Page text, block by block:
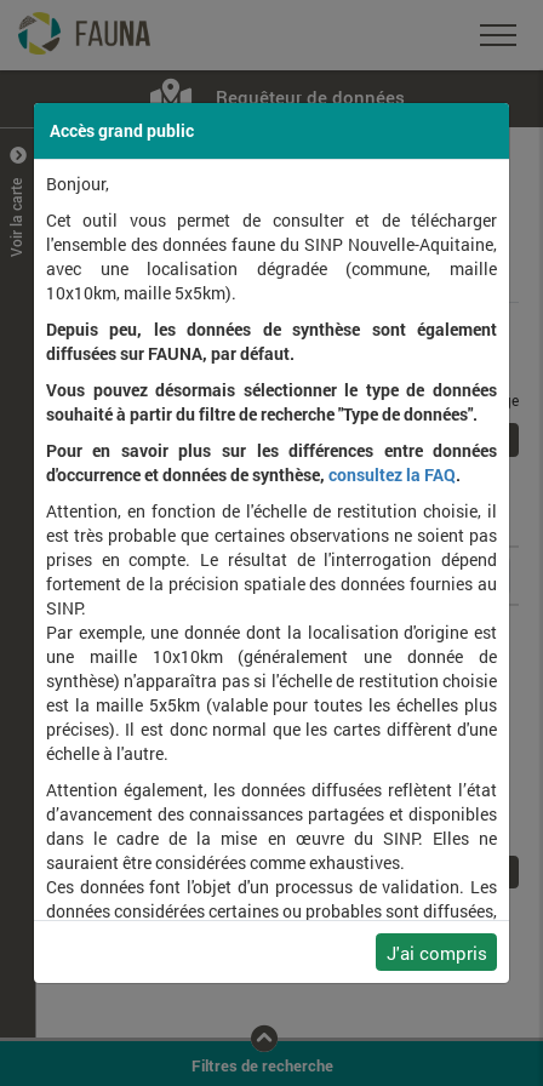
Requêteur de données
+
–
Voir la carte
Données
Rang taxonomique :
Affichage de1à 1sur1
taxons / page
Nom latin Nom vernaculaire
Agapanthia asphodeli Agapanthie de l'Asphodèle
Filtres de recherche
Accès grand public
Bonjour,
Cet outil vous permet de consulter et de télécharger
l'ensemble des données faune du SINP Nouvelle-Aquitaine,
avec une localisation dégradée (commune, maille
10x10km, maille 5x5km).
Depuis peu, les données de synthèse sont également
diffusées sur FAUNA, par défaut.
Vous pouvez désormais sélectionner le type de données
souhaité à partir du filtre de recherche "Type de données".
Pour en savoir plus sur les différences entre données
d'occurrence et données de synthèse, consultez la FAQ.
Attention, en fonction de l'échelle de restitution choisie, il
est très probable que certaines observations ne soient pas
prises en compte. Le résultat de l'interrogation dépend
fortement de la précision spatiale des données fournies au
SINP.
Par exemple, une donnée dont la localisation d'origine est
une maille 10x10km (généralement une donnée de
synthèse) n'apparaîtra pas si l'échelle de restitution choisie
est la maille 5x5km (valable pour toutes les échelles plus
précises). Il est donc normal que les cartes diffèrent d'une
échelle à l'autre.
Attention également, les données diffusées reflètent l’état
d’avancement des connaissances partagées et disponibles
dans le cadre de la mise en œuvre du SINP. Elles ne
sauraient être considérées comme exhaustives.
Ces données font l'objet d'un processus de validation. Les
données considérées certaines ou probables sont diffusées,
ainsi que celles pour lesquelles la méthode n'est pas
J'ai compris